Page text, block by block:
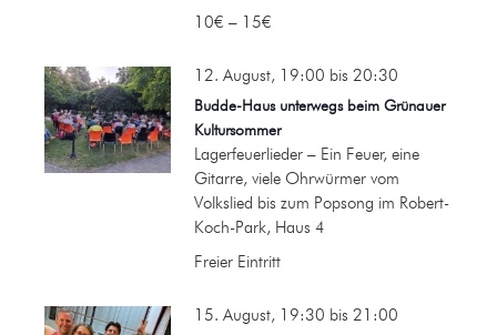
10€ – 15€
Budde-Haus unterwegs beim Grünauer
Kultursommer
12. August, 19:00 bis20:30
Lagerfeuerlieder – Ein Feuer, eine
Gitarre, viele Ohrwürmer vom
Volkslied bis zum Popsong im Robert-
Koch-Park, Haus 4
Freier Eintritt
15. August, 19:30 bis21:00